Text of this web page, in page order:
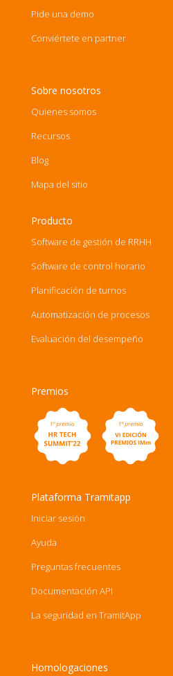
Pide una demo
Conviértete en partner
Sobre nosotros
Quienes somos
Recursos
Blog
Mapa del sitio
Producto
Software de gestión de RRHH
Software de control horario
Planificación de turnos
Automatización de procesos
Evaluación del desempeño
Premios
Plataforma Tramitapp
Iniciar sesión
Ayuda
Preguntas frecuentes
Documentación API
La seguridad en TramitApp
Homologaciones